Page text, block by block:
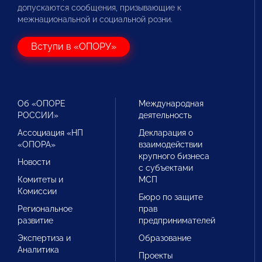
допускаются сообщения, призывающие к
межнациональной и социальной розни.
Вступи в «ОПОРУ»
Об «ОПОРЕ
РОССИИ»
Ассоциация «НП
«ОПОРА»
Новости
Комитеты и
Комиссии
Региональное
развитие
Экспертиза и
Аналитика
Международная
деятельность
Декларация о
взаимодействии
крупного бизнеса
с субъектами
МСП
Бюро по защите
прав
предпринимателей
Образование
Проекты